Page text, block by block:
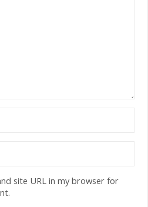
site URL in my browser for